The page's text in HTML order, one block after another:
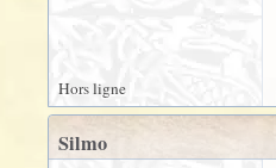
Hors ligne
Silmo